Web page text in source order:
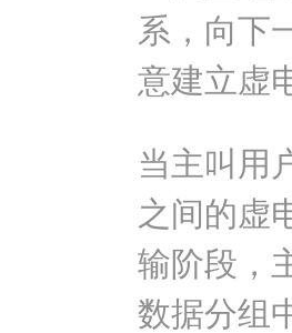
系，向下
意建立虚
当主叫用
之间的虚
输阶段，
数据分组